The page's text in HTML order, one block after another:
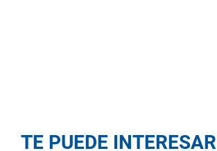
TE PUEDE INTERESAR